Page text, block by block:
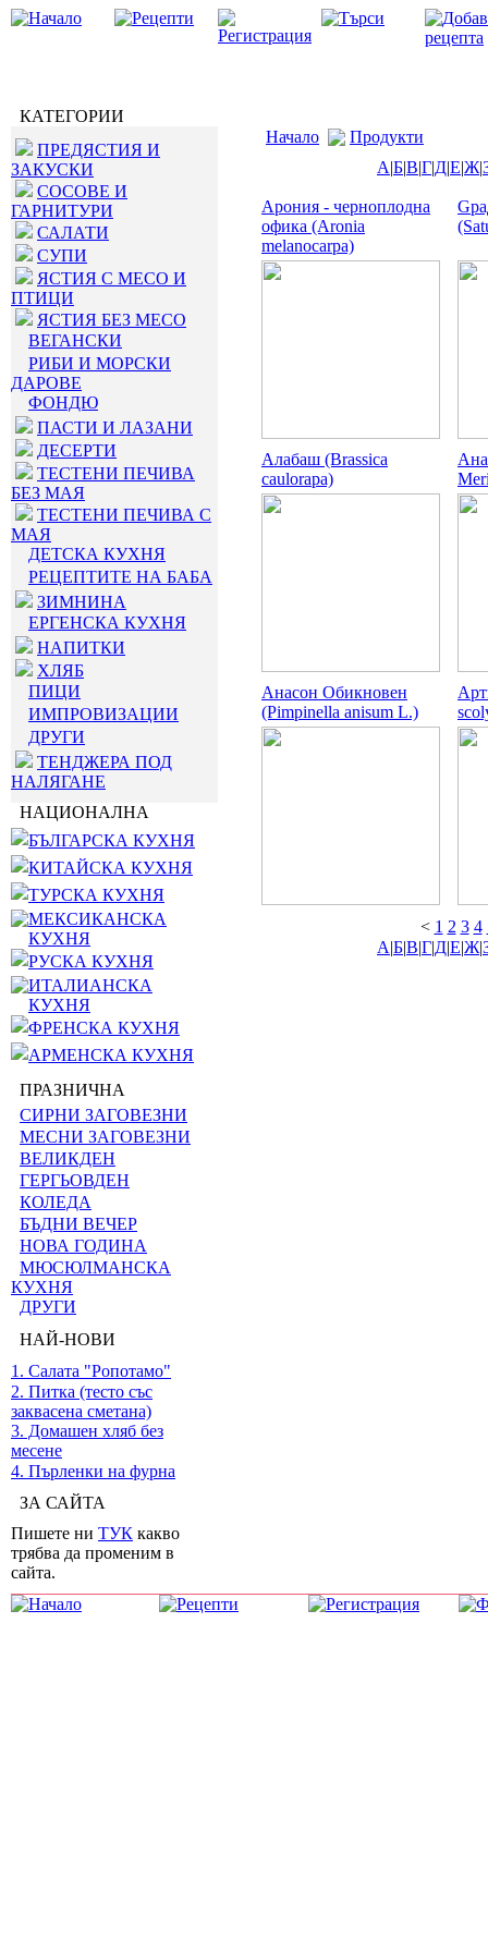
КАТЕГОРИИ
ПРЕДЯСТИЯ И
ЗАКУСКИ
СОСОВЕ И
ГАРНИТУРИ
САЛАТИ
СУПИ
ЯСТИЯ С МЕСО И
ПТИЦИ
ЯСТИЯ БЕЗ МЕСО
ВЕГАНСКИ
РИБИ И МОРСКИ
ДАРОВЕ
ФОНДЮ
ПАСТИ И ЛАЗАНИ
ДЕСЕРТИ
ТЕСТЕНИ ПЕЧИВА
БЕЗ МАЯ
ТЕСТЕНИ ПЕЧИВА С
МАЯ
ДЕТСКА КУХНЯ
РЕЦЕПТИТЕ НА БАБА
ЗИМНИНА
ЕРГЕНСКА КУХНЯ
НАПИТКИ
ХЛЯБ
ПИЦИ
ИМПРОВИЗАЦИИ
ДРУГИ
ТЕНДЖЕРА ПОД
НАЛЯГАНЕ
НАЦИОНАЛНА
БЪЛГАРСКА КУХНЯ
КИТАЙСКА КУХНЯ
ТУРСКА КУХНЯ
МЕКСИКАНСКА
КУХНЯ
РУСКА КУХНЯ
ИТАЛИАНСКА
КУХНЯ
ФРЕНСКА КУХНЯ
АРМЕНСКА КУХНЯ
ПРАЗНИЧНА
СИРНИ ЗАГОВЕЗНИ
МЕСНИ ЗАГОВЕЗНИ
ВЕЛИКДЕН
ГЕРГЬОВДЕН
КОЛЕДА
БЪДНИ ВЕЧЕР
НОВА ГОДИНА
МЮСЮЛМАНСКА
КУХНЯ
ДРУГИ
НАЙ-НОВИ
1. Салата "Ропотамо"
2. Питка (тесто със
заквасена сметана)
3. Домашен хляб без
месене
4. Пърленки на фурна
ЗА САЙТА
Пишете ни ТУК какво
трябва да променим в
сайта.
Начало
Продукти
А|Б|В|Г|Д|Е|Ж|
Aрония - черноплодна
офика (Aronia
melanocarpa)
Алабаш (Brassica
caulorapa)
Анасон Обикновен
(Pimpinella anisum L.)
< 1 2 3 4
А|Б|В|Г|Д|Е|Ж|